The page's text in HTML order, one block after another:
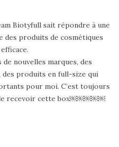
Biotyfull sait répondre à une
des produits de cosmétiques
nouvelles marques, des
des produits en full-size qui
pour moi. C’est toujours
de recevoir cette box￼￼￼￼￼